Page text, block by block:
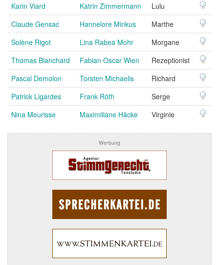
Karin Viard
Katrin Zimmermann
Lulu
Claude Gensac
Hannelore Minkus
Marthe
Solène Rigot
Lina Rabea Mohr
Morgane
Thomas Blanchard
Fabian Oscar Wien
Rezeptionist
Pascal Demolon
Torsten Michaelis
Richard
Patrick Ligardes
Frank Röth
Serge
Nina Meurisse
Maximiliane Häcke Virginie
Werbung